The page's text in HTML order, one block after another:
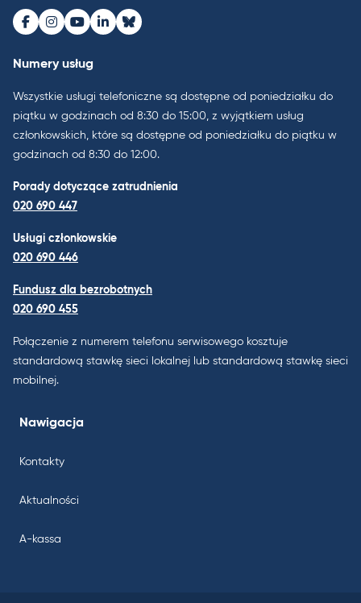
Facebook
Instagram
Youtube
LinkedInBluesky
Numery usług
Wszystkie usługi telefoniczne są dostępne od poniedziałku do
piątku w godzinach od 8:30 do 15:00, z wyjątkiem usług
członkowskich, które są dostępne od poniedziałku do piątku w
godzinach od 8:30 do 12:00.
Porady dotyczące zatrudnienia
020 690 447
Usługi członkowskie
020 690 446
Fundusz dla bezrobotnych
020 690 455
Połączenie z numerem telefonu serwisowego kosztuje
standardową stawkę sieci lokalnej lub standardową stawkę sieci
mobilnej.
Nawigacja
Kontakty
Aktualności
A-kassa